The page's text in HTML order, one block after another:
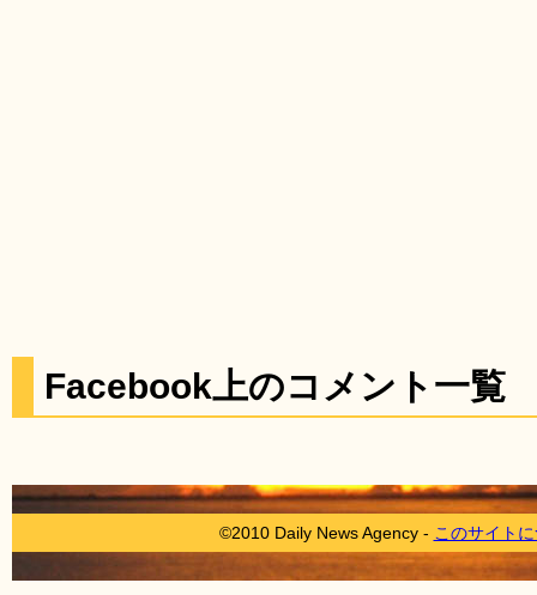
Facebook上のコメント一覧
©2010 Daily News Agency - このサイト